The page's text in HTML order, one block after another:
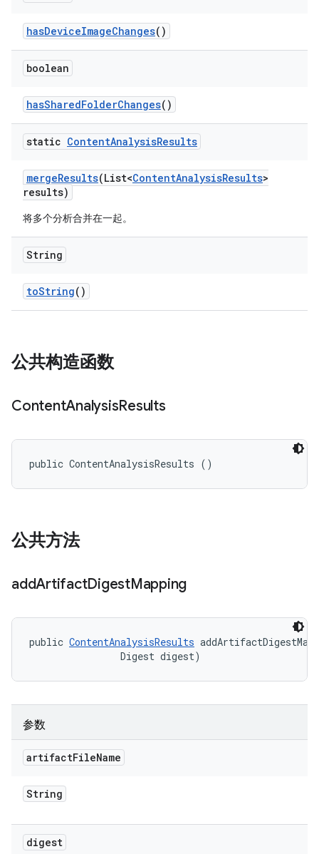
hasDeviceImageChanges()
boolean
hasSharedFolderChanges()
static ContentAnalysisResults
mergeResults(List<ContentAnalysisResults>
results)
将多个分析合并在一起。
String
toString()
公共构造函数
ContentAnalysisResults
public ContentAnalysisResults ()
公共方法
addArtifactDigestMapping
public ContentAnalysisResults
                Digest digest)
参数
artifactFileName
String
digest